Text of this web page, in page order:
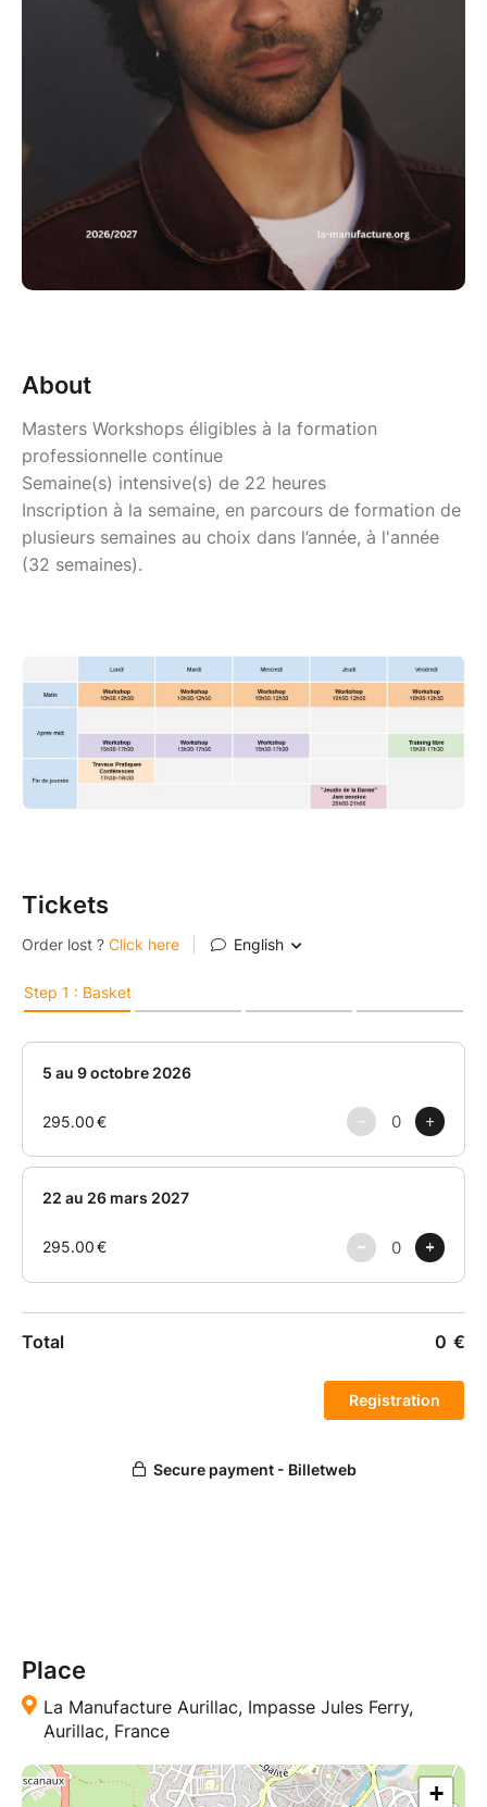
About
Masters Workshops éligibles à la formation
professionnelle continue
Semaine(s) intensive(s) de 22 heures
Inscription à la semaine, en parcours de formation de
plusieurs semaines au choix dans l’année, à l'année
(32 semaines).
Tickets
Place
La Manufacture Aurillac, Impasse Jules Ferry,
Aurillac, France
+